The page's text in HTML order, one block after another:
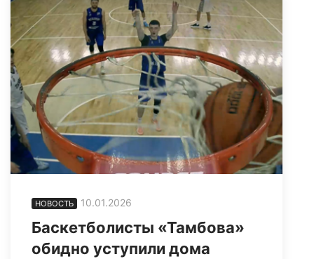
НОВОСТЬ 10.01.2026
Баскетболисты «Тамбова»
обидно уступили дома